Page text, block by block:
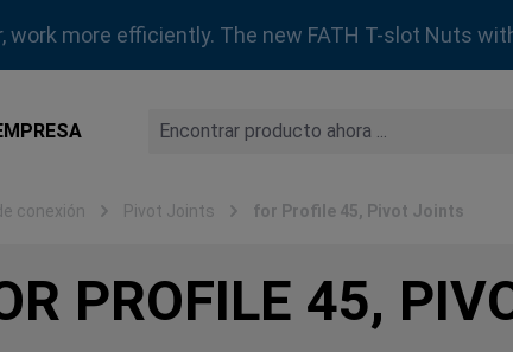
more efficiently. The new FATH T-slot Nuts
conexión Pivot Joints for Profile 45, Pivot Joints
PROFILE 45,